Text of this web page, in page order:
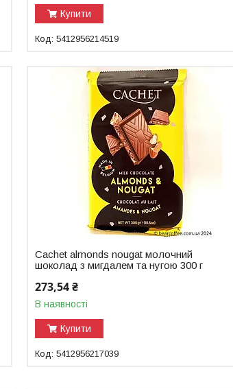
Купити
5412956214519
Cachet almonds nougat молочний
шоколад з мигдалем та нугою 300 г
273,54 ₴
В наявності
Купити
5412956217039